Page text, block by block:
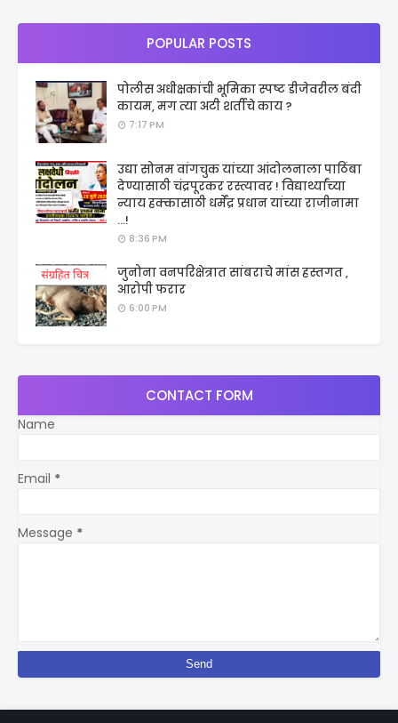
POPULAR POSTS
पोलीस अधीक्षकांची भूमिका स्पष्ट डीजेवरील बंदी
कायम, मग त्या अटी शर्तीचे काय ?
7:17 PM
उद्या सोनम वांगचुक यांच्या आंदोलनाला पाठिंबा
देण्यासाठी चंद्रपूरकर रस्त्यावर ! विद्यार्थ्यांच्या
न्याय हक्कासाठी धर्मेंद्र प्रधान यांच्या राजीनामा
...!
8:36 PM
जुनोना वनपरिक्षेत्रात सांबराचे मांस हस्तगत ,
आरोपी फरार
6:00 PM
CONTACT FORM
Name
Email *
Message *